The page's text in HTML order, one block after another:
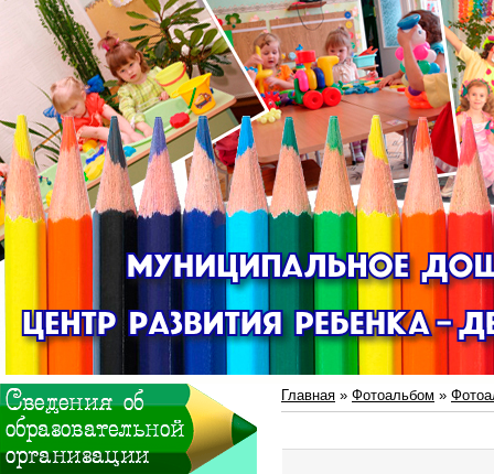
Главная » Фотоальбом »